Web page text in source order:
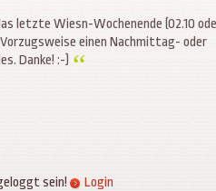
letzte Wiesn-Wochenende (02.10
einen Nachmittag- oder
Danke! :-)
sein! Login